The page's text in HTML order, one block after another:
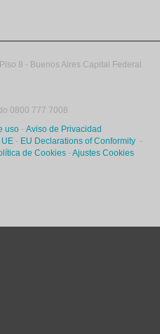
Piso 8 - Buenos Aires Capital Federal
0800 777 7008
uso - Aviso de Privacidad
- EU Declarations of Conformity -
de Cookies - Ajustes Cookies